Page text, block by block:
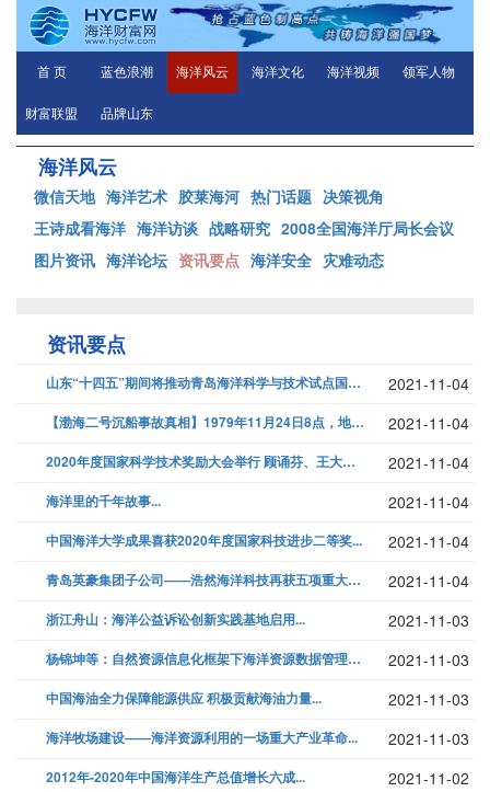
首 页 蓝色浪潮 海洋风云 海洋文化 海洋视频 领军人物
财富联盟 品牌山东
海洋风云
微信天地 海洋艺术 胶莱海河 热门话题 决策视角
王诗成看海洋 海洋访谈 战略研究 2008全国海洋厅局长会议
图片资讯 海洋论坛 资讯要点 海洋安全 灾难动态
资讯要点
山东“十四五”期间将推动青岛海洋科学与技术试点国家实验室正式入列！建成... 2021-11-04
【渤海二号沉船事故真相】1979年11月24日8点，地点：渤海湾... 2021-11-04
2020年度国家科学技术奖励大会举行 顾诵芬、王大中获国家最高科学技术... 2021-11-04
海洋里的千年故事... 2021-11-04
中国海洋大学成果喜获2020年度国家科技进步二等奖... 2021-11-04
青岛英豪集团子公司——浩然海洋科技再获五项重大殊荣... 2021-11-04
浙江舟山：海洋公益诉讼创新实践基地启用... 2021-11-03
杨锦坤等：自然资源信息化框架下海洋资源数据管理体系设计有关思考... 2021-11-03
中国海油全力保障能源供应 积极贡献海油力量... 2021-11-03
海洋牧场建设——海洋资源利用的一场重大产业革命... 2021-11-03
2012年-2020年中国海洋生产总值增长六成... 2021-11-02